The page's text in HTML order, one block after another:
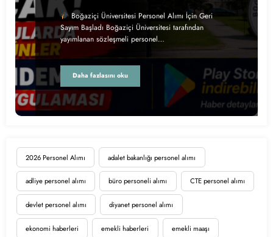
2026 Personel Alımı adalet bakanlığı personel alımı
adliye personel alımı büro personeli alımı CTE personel alımı
devlet personel alımı diyanet personel alımı
ekonomi haberleri emekli haberleri emekli maaşı
Boğaziçi Üniversitesi Personel Alımı İçin Geri
Sayım Başladı Boğaziçi Üniversitesi tarafından
yayımlanan sözleşmeli personel…
Daha fazlasını oku